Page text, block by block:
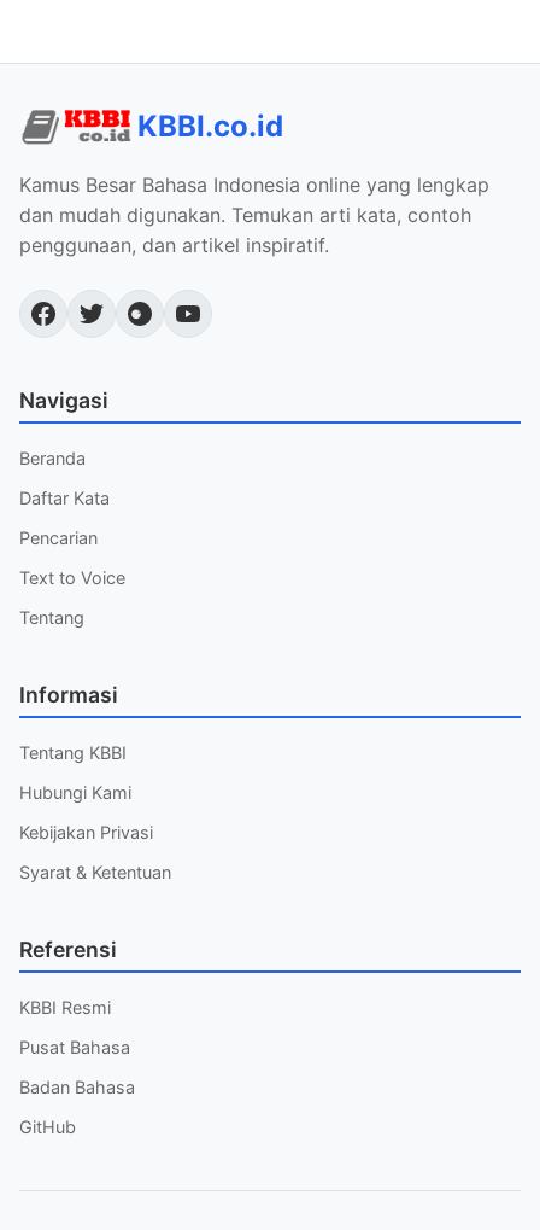
KBBI.co.id
Kamus Besar Bahasa Indonesia online yang lengkap
dan mudah digunakan. Temukan arti kata, contoh
penggunaan, dan artikel inspiratif.
Navigasi
Beranda
Daftar Kata
Pencarian
Text to Voice
Tentang
Informasi
Tentang KBBI
Hubungi Kami
Kebijakan Privasi
Syarat & Ketentuan
Referensi
KBBI Resmi
Pusat Bahasa
Badan Bahasa
GitHub